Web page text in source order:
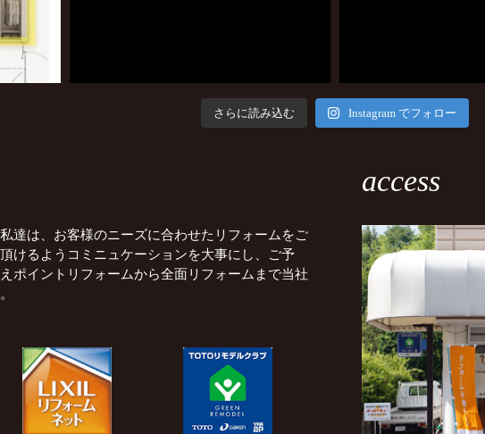
さらに読み込む Instagram でフォロー
達は、お客様のニーズに合わせたリフォームをご
けるようコミニュケーションを大事にし、ご予
ポイントリフォームから全面リフォームまで当社
access